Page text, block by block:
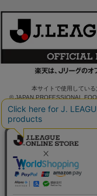
本サイトで使用してい
© JAPAN PROFESSIONAL